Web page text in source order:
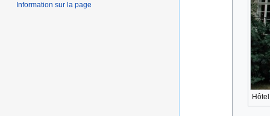
Information sur la page